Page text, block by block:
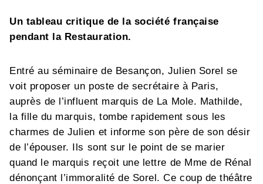
Un tableau critique de la société française
pendant la Restauration.
Entré au séminaire de Besançon, Julien Sorel se
voit proposer un poste de secrétaire à Paris,
auprès de l’influent marquis de La Mole. Mathilde,
la fille du marquis, tombe rapidement sous les
charmes de Julien et informe son père de son désir
de l’épouser. Ils sont sur le point de se marier
quand le marquis reçoit une lettre de Mme de Rénal
dénonçant l’immoralité de Sorel. Ce coup de théâtre